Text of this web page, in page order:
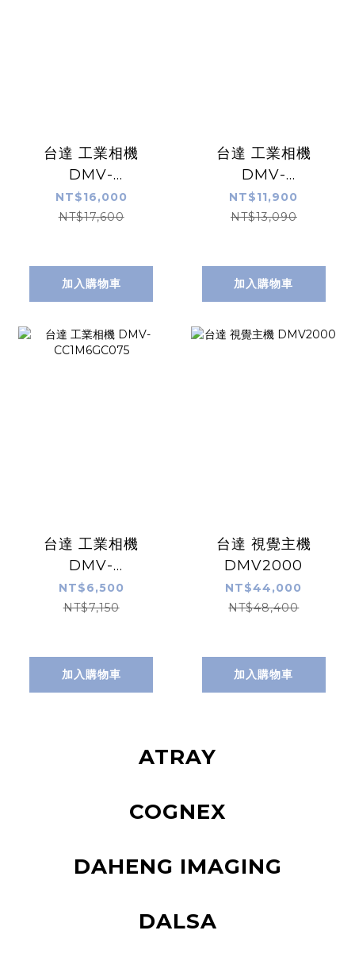
台達 工業相機
DMV-
CC2M1GM055
NT$16,000
NT$17,600
加入購物車
台達 工業相機
DMV-
CC1M6GM075
NT$11,900
NT$13,090
加入購物車
台達 工業相機
DMV-
CC1M6GC075
NT$6,500
NT$7,150
加入購物車
台達 視覺主機
DMV2000
NT$44,000
NT$48,400
加入購物車
ATRAY
COGNEX
DAHENG IMAGING
DALSA